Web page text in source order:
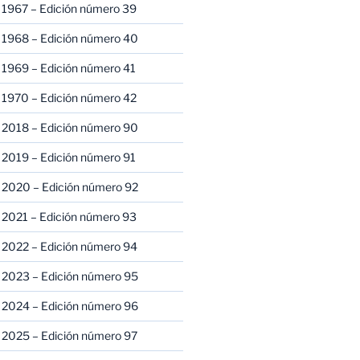
– Edición número 39
– Edición número 40
– Edición número 41
– Edición número 42
– Edición número 90
– Edición número 91
– Edición número 92
– Edición número 93
– Edición número 94
– Edición número 95
– Edición número 96
– Edición número 97